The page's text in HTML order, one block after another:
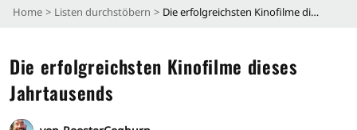
Home Listen durchstöbern Die erfolgreichsten Kinofilme dieses Jahrtausends
Die erfolgreichsten Kinofilme dieses
Jahrtausends